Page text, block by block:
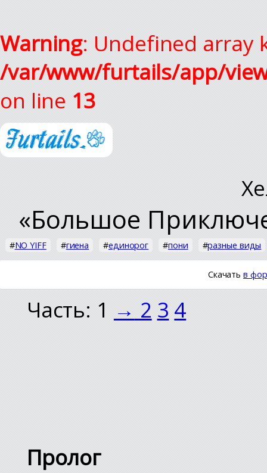
Warning: Undefined array
/var/www/furtails/app/
on line 13
«Большое
#NO YIFF #гиена #единорог #пони #разные виды
Скачатьв
Часть: 1 → 2 3 4
Пролог